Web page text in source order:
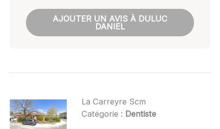
AJOUTER UN AVIS À DULUC
DANIEL
La Carreyre Scm
Catégorie : Dentiste